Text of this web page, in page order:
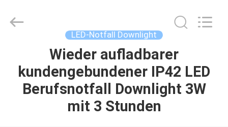
PRODUKTE
Co.,Ltd.
LED-Notfall Downlight
Wieder aufladbarer
kundengebundener IP42 LED
Berufsnotfall Downlight 3W
mit 3 Stunden